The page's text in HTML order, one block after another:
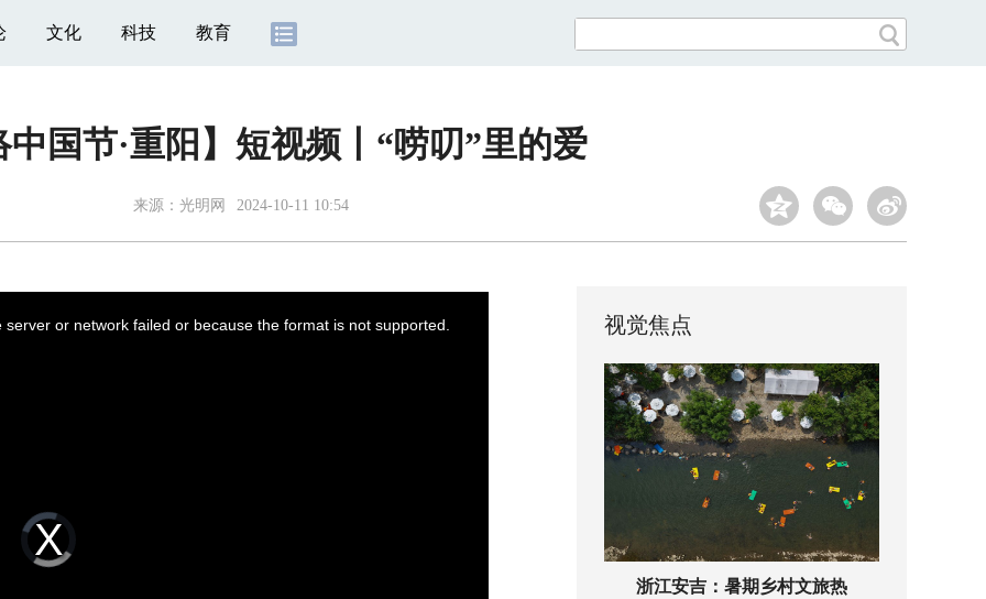
文化 科技 教育
中国节·重阳】短视频丨“唠叨”里的爱
来源： 光明网 2024-10-11 10:54
Video
Player
loading.
or network failed or because the format is not supported. 视觉焦点
浙江安吉：暑期乡村文旅热